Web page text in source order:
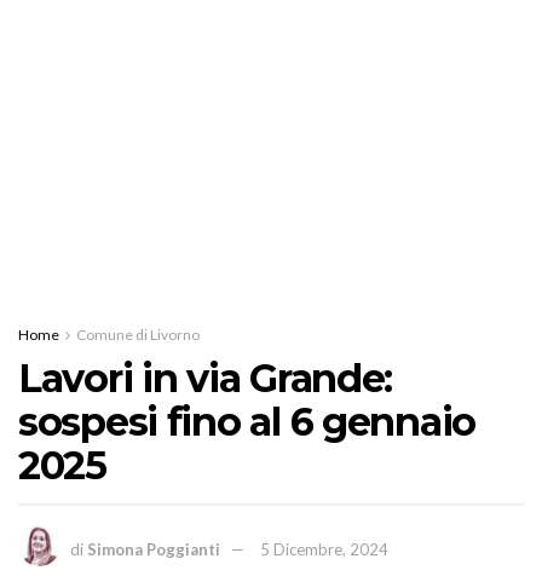
Home Comune di Livorno
Lavori in via Grande:
sospesi fino al 6 gennaio
2025
di Simona Poggianti 5 Dicembre, 2024